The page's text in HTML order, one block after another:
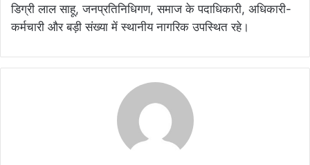
डिग्री लाल साहू, जनप्रतिनिधिगण, समाज के पदाधिकारी, अधिकारी-
कर्मचारी और बड़ी संख्या में स्थानीय नागरिक उपस्थित रहे।